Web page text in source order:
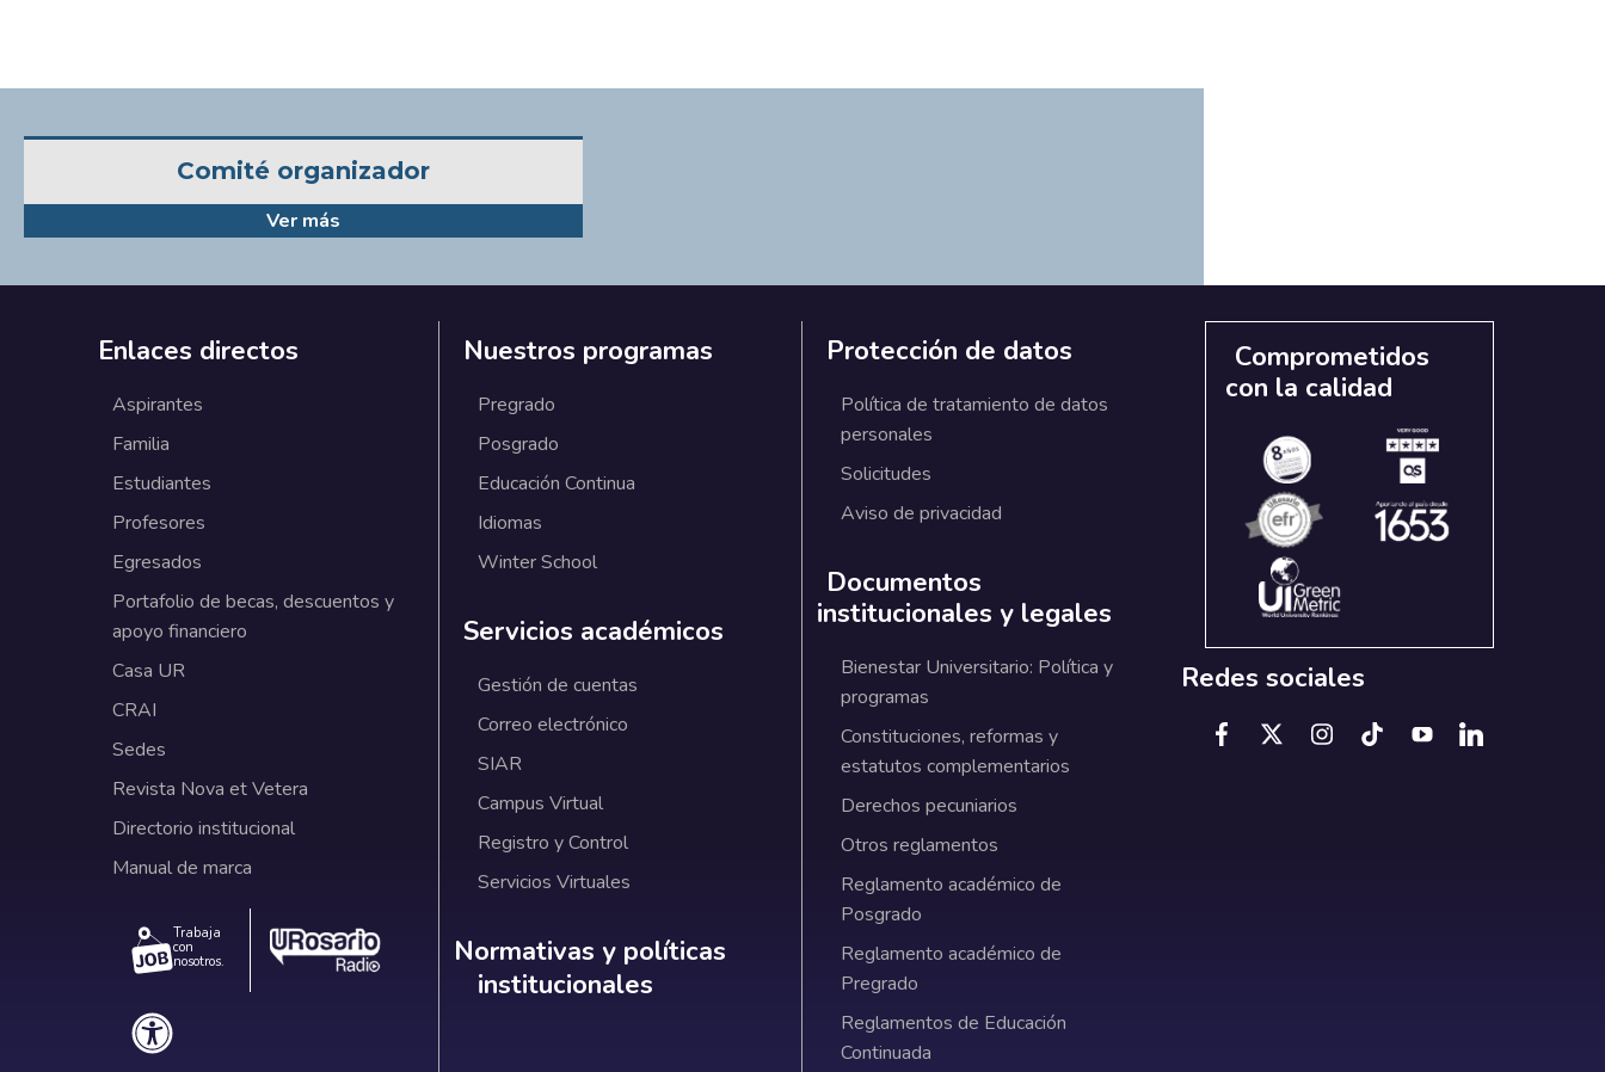
Comité organizador
Ver más
Enlaces directos
Aspirantes
Familia
Estudiantes
Profesores
Egresados
Portafolio de becas, descuentos y
apoyo financiero
Casa UR
CRAI
Sedes
Revista Nova et Vetera
Directorio institucional
Manual de marca
Trabaja
con
nosotros.
Nuestros programas
Pregrado
Posgrado
Educación Continua
Idiomas
Winter School
Servicios académicos
Gestión de cuentas
Correo electrónico
SIAR
Campus Virtual
Registro y Control
Servicios Virtuales
Normativas y políticas institucionales
Normativas y políticas
institucionales
Protección de datos
Política de tratamiento de datos
personales
Solicitudes
Aviso de privacidad
Documentos
institucionales y legales
Bienestar Universitario: Política y
programas
Constituciones, reformas y
estatutos complementarios
Derechos pecuniarios
Otros reglamentos
Reglamento académico de
Posgrado
Reglamento académico de
Pregrado
Reglamentos de Educación
Continuada
Comprometidos
con la calidad
Redes sociales